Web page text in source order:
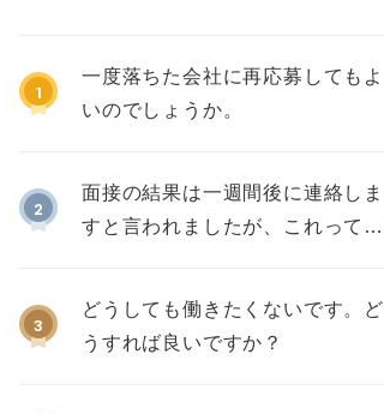
1
一度落ちた会社に再応募してもよ
いのでしょうか。
2
面接の結果は一週間後に連絡しま
すと言われましたが、これって不
3
どうしても働きたくないです。ど
うすれば良いですか？